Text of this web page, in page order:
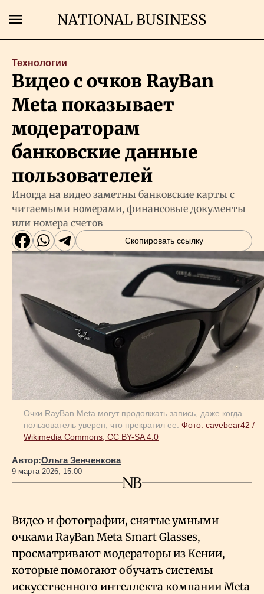
Главная
Бизнес
Рынки
Технологии
Геополитика
Исследования
Life & Arts
О нас
Все новости
Технологии
Видео с очков RayBan
Meta показывает
модераторам
банковские данные
пользователей
Иногда на видео заметны банковские карты с
читаемыми номерами, финансовые документы
или номера счетов
Скопировать ссылку
Очки RayBan Meta могут продолжать запись, даже когда
пользователь уверен, что прекратил ее. Фото: cavebear42 /
Wikimedia Commons, CC BY-SA 4.0
Автор:Ольга Зенченкова
9 марта 2026, 15:00
Видео и фотографии, снятые умными
очками RayBan Meta Smart Glasses,
просматривают модераторы из Кении,
которые помогают обучать системы
искусственного интеллекта компании Meta